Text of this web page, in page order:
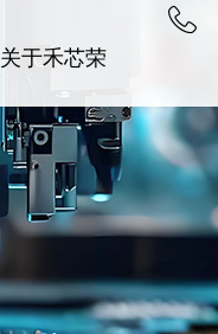
关于禾芯荣